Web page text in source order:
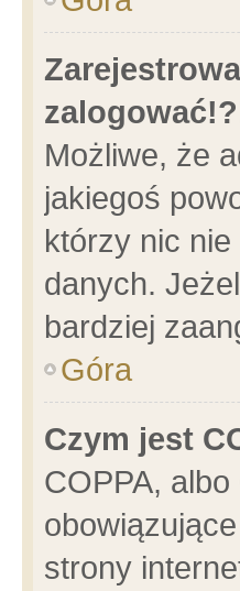
Możliwe, że
jakiegoś
którzy nic
danych.
bardziej
Góra
Czym jest
COPPA,
strony